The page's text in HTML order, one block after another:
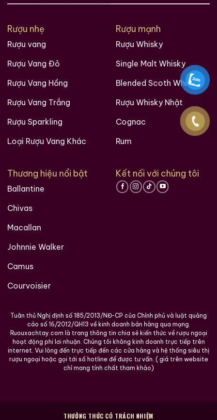
Rượu Thuốc Chí Bảo
Tam Dương
500ml / 40%
0,0 (0 đánh giá)
Zalo
Rượu Mao Đài Quý
Châu Ngũ Sao – Cáp
Họa Hữu Nghị 2021
500ml / 53%
0,0 (0 đánh giá)
19.280.000 ₫
Zalo Hotline
Macallan 18 Sherry
Oak 1997
700ml / 43%
0,0 (0 đánh giá)
28.680.000₫
Macallan 18 Sherry
Oak 1996
700ml / 43%
0,0 (0 đánh giá)
28.880.000
Giới Thiệu Một Số Mẫu Rượu Cognac
Rượu nhẹ
Rượu vang
Rượu Vang Đỏ
Rượu Vang Hồng
Rượu Vang Trắng
Rượu Sparkling
Loại Rượu Vang Khác
Rượu mạnh
Rượu Whisky
Single Malt Whisky
Blended Scoth Whisky
Rượu Whisky Nhật
Cognac
Rum
Thương hiệu nổi bật
Ballantine
Chivas
Macallan
Johnnie Walker
Camus
Courvoisier
Kết nối với chúng tôi
Tuân thủ Nghị định số 185/2013/NĐ-CP của Chính phủ và luật quảng
cáo số 16/2012/QH13 về kinh doanh bán hàng qua mạng.
Ruouxachtay.com là trang thông tin chia sẻ kiến thức về rượu ngoại
hoạt động phi lơi nhuận. Chúng tôi không kinh doanh trực tiếp trên
internet. Vui lòng đến trực tiếp đến các cửa hàng và hệ thống siêu thị
rượu ngoại hoặc gọi tới số hotline để được tư vấn. ( giá trên website
chỉ mang tính chất tham khảo)
THƯỞNG THỨC CÓ TRÁCH NHIỆM